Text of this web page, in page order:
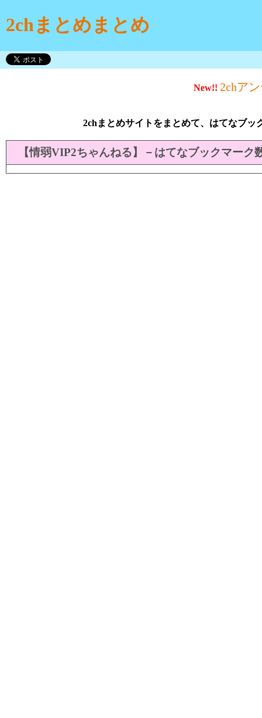
2chまとめまとめ
New!! 2chア
2chまとめサイトをまとめて、はてなブッ
【情弱VIP2ちゃんねる】－はてなブックマーク